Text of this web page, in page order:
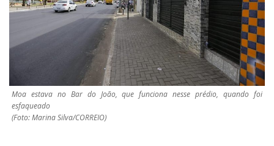
Moa estava no Bar do João, que funciona nesse prédio, quando foi
esfaqueado
(Foto: Marina Silva/CORREIO)